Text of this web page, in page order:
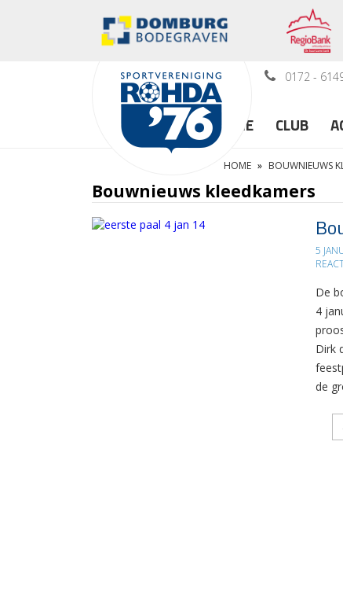
0172 -
HOME CLUB
HOME » BOUWNIEUWS
Bouwnieuws kleedkamers
5
De
4
Dirk
de